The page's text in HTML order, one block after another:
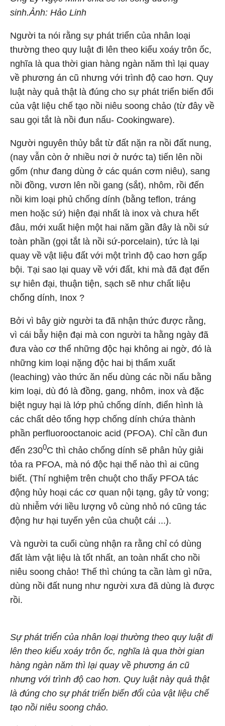
sinh.Ảnh: Hảo Linh
Người ta nói rằng sự phát triển của nhân loại
thường theo quy luật đi lên theo kiểu xoáy trôn ốc,
nghĩa là qua thời gian hàng ngàn năm thì lại quay
về phương án cũ nhưng với trình độ cao hơn. Quy
luật này quả thật là đúng cho sự phát triển biến đổi
của vật liệu chế tạo nồi niêu soong chảo (từ đây về
sau gọi tắt là nồi đun nấu- Cookingware).
Người nguyên thủy bắt từ đất nặn ra nồi đất nung,
(nay vẫn còn ở nhiều nơi ở nước ta) tiến lên nồi
gốm (như đang dùng ở các quán cơm niêu), sang
nồi đồng, vươn lên nồi gang (sắt), nhôm, rồi đến
nồi kim loại phủ chống dính (bằng teflon, tráng
men hoặc sứ) hiện đại nhất là inox và chưa hết
đâu, mới xuất hiện một hai năm gần đây là nồi sứ
toàn phần (gọi tắt là nồi sứ-porcelain), tức là lại
quay về vật liệu đất với một trình độ cao hơn gấp
bội. Tại sao lại quay về với đất, khi mà đã đạt đến
sự hiên đại, thuận tiện, sạch sẽ như chất liệu
chống dính, Inox ?
Bởi vì bây giờ người ta đã nhận thức được rằng,
vì cái bẫy hiện đại mà con người ta hằng ngày đã
đưa vào cơ thể những độc hại không ai ngờ, đó là
những kim loại nặng độc hai bị thẩm xuất
(leaching) vào thức ăn nếu dùng các nồi nấu bằng
kim loại, dù đó là đồng, gang, nhôm, inox và đặc
biệt nguy hại là lớp phủ chống dính, điển hình là
các chất dẻo tổng hợp chống dính chứa thành
phần perfluorooctanoic acid (PFOA). Chỉ cần đun
đến 2300C thì chảo chống dính sẽ phân hủy giải
tỏa ra PFOA, mà nó độc hại thế nào thì ai cũng
biết. (Thí nghiệm trên chuột cho thấy PFOA tác
động hủy hoại các cơ quan nội tạng, gây tử vong;
dù nhiễm với liều lượng vô cùng nhỏ nó cũng tác
động hư hại tuyến yên của chuột cái ...).
Và người ta cuối cùng nhận ra rằng chỉ có dùng
đất làm vật liệu là tốt nhất, an toàn nhất cho nồi
niêu soong chảo! Thế thì chúng ta cần làm gì nữa,
dùng nồi đất nung như người xưa đã dùng là được
rồi.
Sự phát triển của nhân loại thường theo quy luật đi
lên theo kiểu xoáy trôn ốc, nghĩa là qua thời gian
hàng ngàn năm thì lại quay về phương án cũ
nhưng với trình độ cao hơn. Quy luật này quả thật
là đúng cho sự phát triển biến đổi của vật liệu chế
tạo nồi niêu soong chảo.